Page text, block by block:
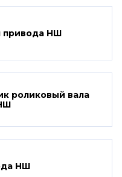
привода НШ
роликовый вала
НШ